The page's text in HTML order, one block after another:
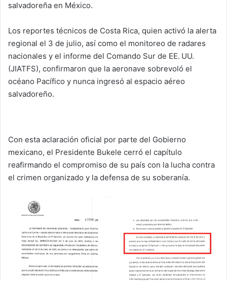
salvadoreña en México.
Los reportes técnicos de Costa Rica, quien activó la alerta
regional el 3 de julio, así como el monitoreo de radares
nacionales y el informe del Comando Sur de EE. UU.
(JIATFS), confirmaron que la aeronave sobrevoló el
océano Pacífico y nunca ingresó al espacio aéreo
salvadoreño.
Con esta aclaración oficial por parte del Gobierno
mexicano, el Presidente Bukele cerró el capítulo
reafirmando el compromiso de su país con la lucha contra
el crimen organizado y la defensa de su soberanía.